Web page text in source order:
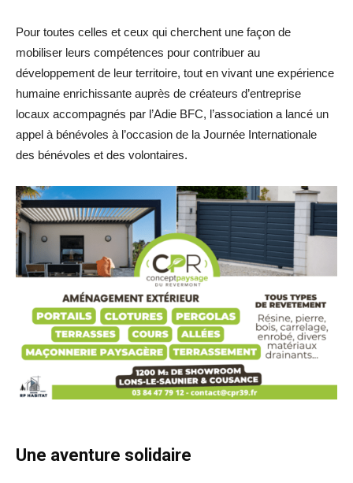
Pour toutes celles et ceux qui cherchent une façon de
mobiliser leurs compétences pour contribuer au
développement de leur territoire, tout en vivant une expérience
humaine enrichissante auprès de créateurs d’entreprise
locaux accompagnés par l’Adie BFC, l’association a lancé un
appel à bénévoles à l’occasion de la Journée Internationale
des bénévoles et des volontaires.
Une aventure solidaire